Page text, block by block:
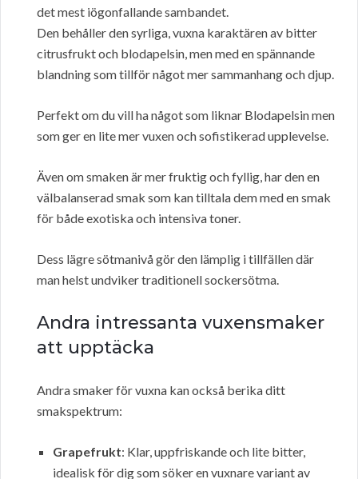
det mest iögonfallande sambandet.
Den behåller den syrliga, vuxna karaktären av bitter
citrusfrukt och blodapelsin, men med en spännande
blandning som tillför något mer sammanhang och djup.
Perfekt om du vill ha något som liknar Blodapelsin men
som ger en lite mer vuxen och sofistikerad upplevelse.
Även om smaken är mer fruktig och fyllig, har den en
välbalanserad smak som kan tilltala dem med en smak
för både exotiska och intensiva toner.
Dess lägre sötmanivå gör den lämplig i tillfällen där
man helst undviker traditionell sockersötma.
Andra intressanta vuxensmaker
att upptäcka
Andra smaker för vuxna kan också berika ditt
smakspektrum:
Grapefrukt: Klar, uppfriskande och lite bitter,
idealisk för dig som söker en vuxnare variant av